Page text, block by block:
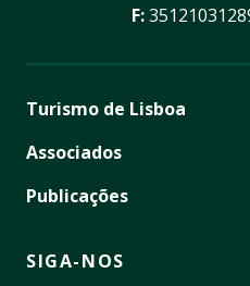
F:
Turismo de Lisboa
Associados
Publicações
SIGA-NOS